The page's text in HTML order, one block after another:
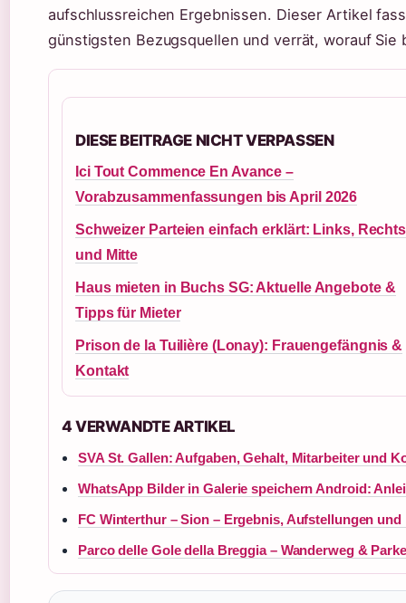
aufschlussreichen Ergebnissen. Dieser Artikel
günstigsten Bezugsquellen und verrät, worauf Sie
DIESE BEITRAGE NICHT VERPASSEN
Ici Tout Commence En Avance –
Vorabzusammenfassungen bis April 2026
Schweizer Parteien einfach erklärt: Links, Rechts
und Mitte
Haus mieten in Buchs SG: Aktuelle Angebote &
Tipps für Mieter
Prison de la Tuilière (Lonay): Frauengefängnis &
Kontakt
4 VERWANDTE ARTIKEL
SVA St. Gallen: Aufgaben, Gehalt, Mitarbeiter und
WhatsApp Bilder in Galerie speichern Android:
FC Winterthur – Sion – Ergebnis, Aufstellungen und
Parco delle Gole della Breggia – Wanderweg &